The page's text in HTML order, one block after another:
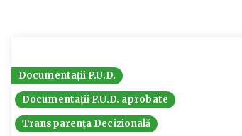
Documentații P.U.D.
Documentații P.U.D. aprobate
Transparența Decizională